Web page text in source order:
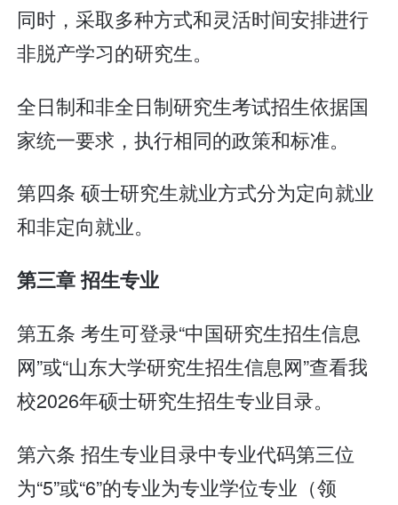
同时，采取多种方式和灵活时间安排进行
非脱产学习的研究生。
全日制和非全日制研究生考试招生依据国
家统一要求，执行相同的政策和标准。
第四条 硕士研究生就业方式分为定向就业
和非定向就业。
第三章 招生专业
第五条 考生可登录“中国研究生招生信息
网”或“山东大学研究生招生信息网”查看我
校2026年硕士研究生招生专业目录。
第六条 招生专业目录中专业代码第三位
为“5”或“6”的专业为专业学位专业（领